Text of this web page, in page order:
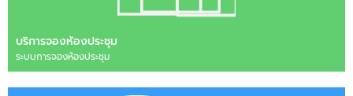
บริการจองห้องประชุม
ระบบการจองห้องประชุม